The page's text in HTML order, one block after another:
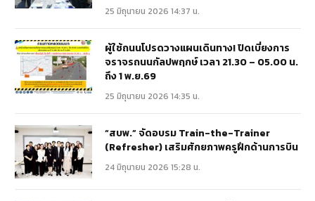
25 มิถุนายน 2026 14:37 น.
ผู้ใช้ถนนโปรดวางแผนเดินทาง! ปิดเบี่ยงการ
จราจรถนนกัลปพฤกษ์ เวลา 21.30 – 05.00 น.
ถึง 1 พ.ย.69
25 มิถุนายน 2026 14:35 น.
“สบพ.” จัดอบรม Train-the-Trainer
(Refresher) เสริมศักยภาพครูฝึกด้านการบิน
24 มิถุนายน 2026 15:28 น.